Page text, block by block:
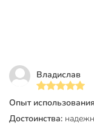
Толщина дна, мм
Толщина стенок, мм
Объем, л
Владислав
Опыт
Достоинства: